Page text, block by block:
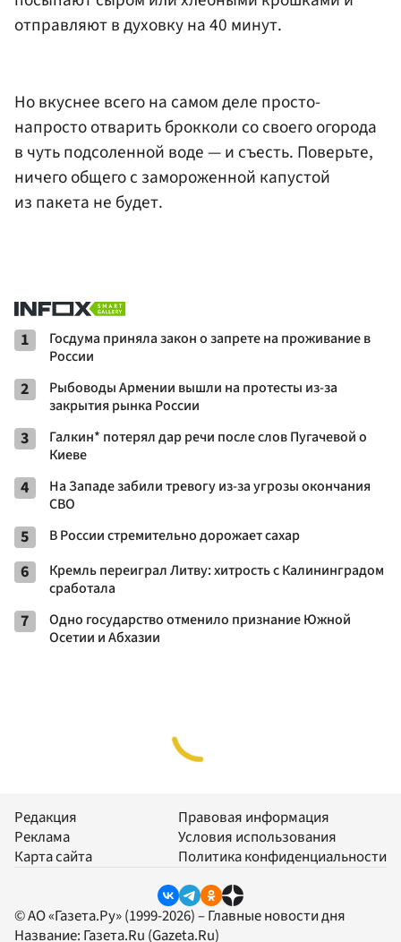
отправляют в духовку на 40 минут.
Но вкуснее всего на самом деле просто-
напросто отварить брокколи со своего огорода
в чуть подсоленной воде — и съесть. Поверьте,
ничего общего с замороженной капустой
из пакета не будет.
1
Госдума приняла закон о запрете на проживание в
России
2
Рыбоводы Армении вышли на протесты из-за
закрытия рынка России
3
Галкин* потерял дар речи после слов Пугачевой о
Киеве
4
На Западе забили тревогу из-за угрозы окончания
СВО
5 В России стремительно дорожает сахар
6
Кремль переиграл Литву: хитрость с Калининградом
сработала
7
Одно государство отменило признание Южной
Осетии и Абхазии
Редакция
Реклама
Карта сайта
Правовая информация
Условия использования
Политика конфиденциальности
© АО «Газета.Ру» (1999-2026) – Главные новости дня
Название: Газета.Ru (Gazeta.Ru)